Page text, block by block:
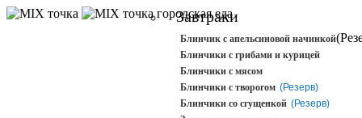
городская еда
Завтраки
Блинчик с апельсиновой начинкой
Блинчики с грибами и курицей
Блинчики с мясом
Блинчики с творогом (Резерв)
Блинчики со сгущенкой (Резерв)